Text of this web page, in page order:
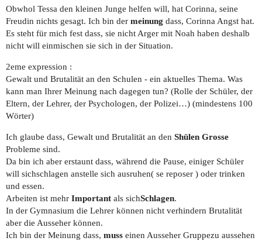
Obwhol Tessa den kleinen Junge helfen will, hat Corinna, seine
Freudin nichts gesagt. Ich bin der meinung dass, Corinna Angst hat.
Es steht für mich fest dass, sie nicht Arger mit Noah haben deshalb
nicht will einmischen sie sich in der Situation.
2eme expression :
Gewalt und Brutalität an den Schulen - ein aktuelles Thema. Was
kann man Ihrer Meinung nach dagegen tun? (Rolle der Schüler, der
Eltern, der Lehrer, der Psychologen, der Polizei…) (mindestens 100
Wörter)
Ich glaube dass, Gewalt und Brutalität an den Shülen Grosse
Probleme sind.
Da bin ich aber erstaunt dass, während die Pause, einiger Schüler
will sichschlagen anstelle sich ausruhen( se reposer ) oder trinken
und essen.
Arbeiten ist mehr Important als sichSchlagen.
In der Gymnasium die Lehrer können nicht verhindern Brutalität
aber die Ausseher können.
Ich bin der Meinung dass, muss einen Ausseher Gruppezu aussehen